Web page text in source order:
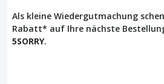
Als kleine Wiedergutmachung
Rabatt* auf Ihre nächste
5SORRY.